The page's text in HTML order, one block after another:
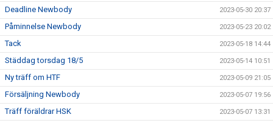
Deadline Newbody 2023-05-30 20:37
Påminnelse Newbody 2023-05-23 20:02
Tack 2023-05-18 14:44
Städdag torsdag 18/5 2023-05-14 10:51
Ny träff om HTF 2023-05-09 21:05
Försäljning Newbody 2023-05-07 19:56
Träff föräldrar HSK 2023-05-07 13:31